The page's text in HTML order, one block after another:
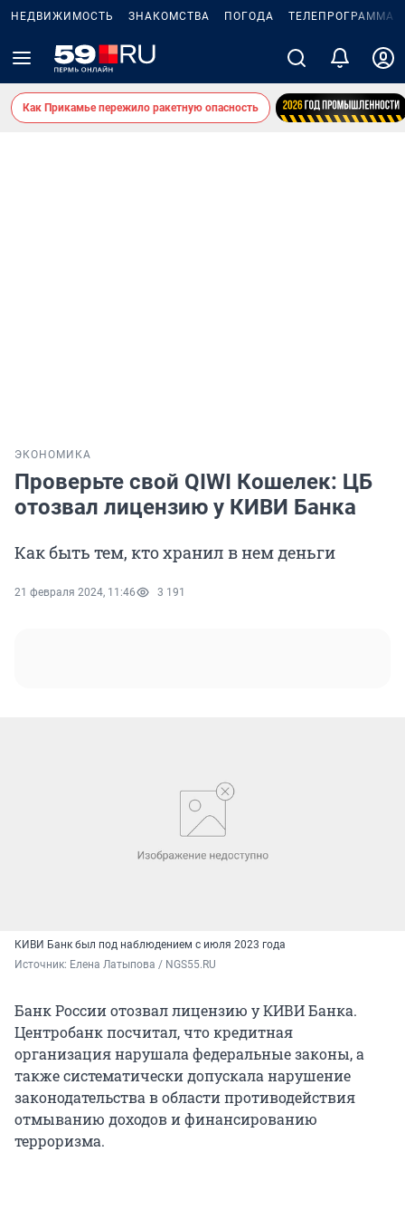
НЕДВИЖИМОСТЬ ЗНАКОМСТВА ПОГОДА ТЕЛЕПРОГРАММА
Как Прикамье пережило ракетную опасность
ЭКОНОМИКА
Проверьте свой QIWI Кошелек: ЦБ
отозвал лицензию у КИВИ Банка
Как быть тем, кто хранил в нем деньги
21 февраля 2024, 11:46 3 191
КИВИ Банк был под наблюдением с июля 2023 года
Источник: Елена Латыпова / NGS55.RU
Банк России отозвал лицензию у КИВИ Банка.
Центробанк посчитал, что кредитная
организация нарушала федеральные законы, а
также систематически допускала нарушение
законодательства в области противодействия
отмыванию доходов и финансированию
терроризма.